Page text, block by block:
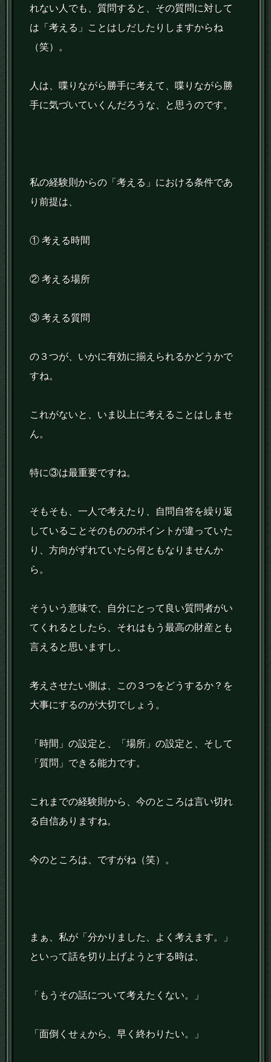
れない人でも、質問すると、その質問に対して
は「考える」ことはしだしたりしますからね
（笑）。
人は、喋りながら勝手に考えて、喋りながら勝
手に気づいていくんだろうな、と思うのです。
私の経験則からの「考える」における条件であ
り前提は、
① 考える時間
② 考える場所
③ 考える質問
の３つが、いかに有効に揃えられるかどうかで
すね。
これがないと、いま以上に考えることはしませ
ん。
特に③は最重要ですね。
そもそも、一人で考えたり、自問自答を繰り返
していることそのもののポイントが違っていた
り、方向がずれていたら何ともなりませんか
ら。
そういう意味で、自分にとって良い質問者がい
てくれるとしたら、それはもう最高の財産とも
言えると思いますし、
考えさせたい側は、この３つをどうするか？を
大事にするのが大切でしょう。
「時間」の設定と、「場所」の設定と、そして
「質問」できる能力です。
これまでの経験則から、今のところは言い切れ
る自信ありますね。
今のところは、ですがね（笑）。
まぁ、私が「分かりました、よく考えます。」
といって話を切り上げようとする時は、
「もうその話について考えたくない。」
「面倒くせぇから、早く終わりたい。」